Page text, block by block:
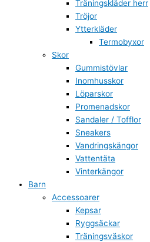
Träningskläder herr
Tröjor
Ytterkläder
Termobyxor
Skor
Gummistövlar
Inomhusskor
Löparskor
Promenadskor
Sandaler / Tofflor
Sneakers
Vandringskängor
Vattentäta
Vinterkängor
Barn
Accessoarer
Kepsar
Ryggsäckar
Träningsväskor